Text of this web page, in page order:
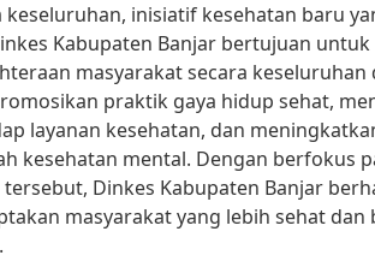
keseluruhan, inisiatif kesehatan baru
Kabupaten Banjar bertujuan
masyarakat secara keseluruhan
praktik gaya hidup sehat,
layanan kesehatan, dan
kesehatan mental. Dengan berfokus
Dinkes Kabupaten Banjar
masyarakat yang lebih sehat dan